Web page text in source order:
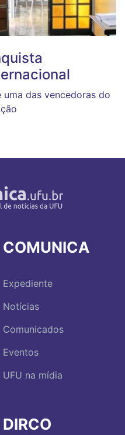
das vencedoras do
COMUNICA
Expediente
Notícias
Comunicados
Eventos
UFU na mídia
DIRCO